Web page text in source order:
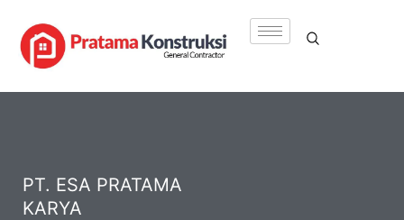
konten
PT. ESA PRATAMA
KARYA